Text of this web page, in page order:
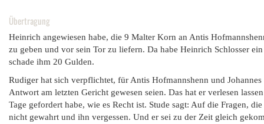
Übertragung
Heinrich angewiesen habe, die 9 Malter Korn an Antis
zu geben und vor sein Tor zu liefern. Da habe Heinrich Schlosser
schade ihm 20 Gulden.
Rudiger hat sich verpflichtet, für Antis Hofmannshenn und
Antwort am letzten Gericht gewesen seien. Das hat er verlesen
Tage gefordert habe, wie es Recht ist. Stude sagt: Auf die Fragen,
nicht gewahrt und ihn vergessen. Und er sei zu der Zeit gleich